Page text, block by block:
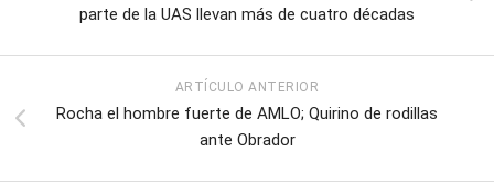
parte de la UAS llevan más de cuatro décadas
ARTÍCULO ANTERIOR
Rocha el hombre fuerte de AMLO; Quirino de rodillas
ante Obrador